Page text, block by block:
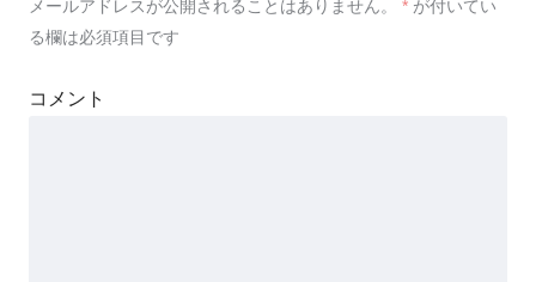
メールアドレスが公開されることはありません。 * が付いてい
る欄は必須項目です
コメント